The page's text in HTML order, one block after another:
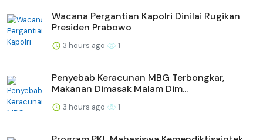
Wacana Pergantian Kapolri Dinilai Rugikan
Presiden Prabowo
3 hours ago 1
Penyebab Keracunan MBG Terbongkar,
Makanan Dimasak Malam Dim...
3 hours ago 1